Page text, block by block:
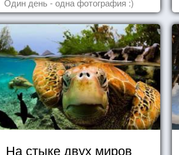
Один день - одна фотография :)
На стыке двух миров